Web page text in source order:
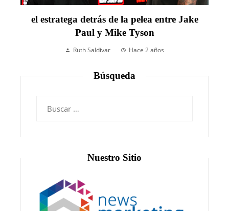
el estratega detrás de la pelea entre Jake
Paul y Mike Tyson
Ruth Saldívar Hace 2 años
Búsqueda
Nuestro Sitio